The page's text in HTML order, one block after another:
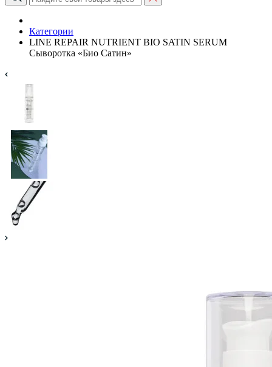
Категории
LINE REPAIR NUTRIENT BIO SATIN SERUM
Сыворотка «Био Сатин»